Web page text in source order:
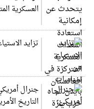
العسكرية
تزايد
جنرال
التاريخ